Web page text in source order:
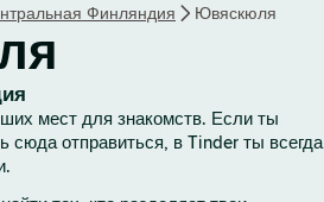
Финляндия Ювяскюля
мест для знакомств. Если ты
отправиться, в Tinder ты всегда